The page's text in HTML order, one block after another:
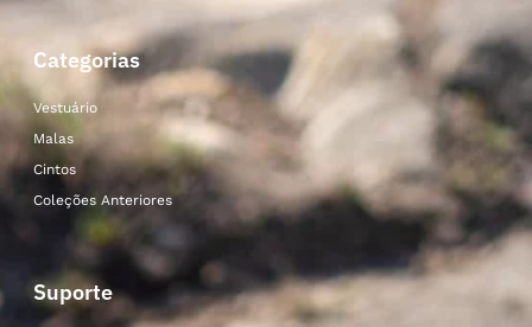
Categorias
Vestuário
Malas
Cintos
Coleções Anteriores
Suporte